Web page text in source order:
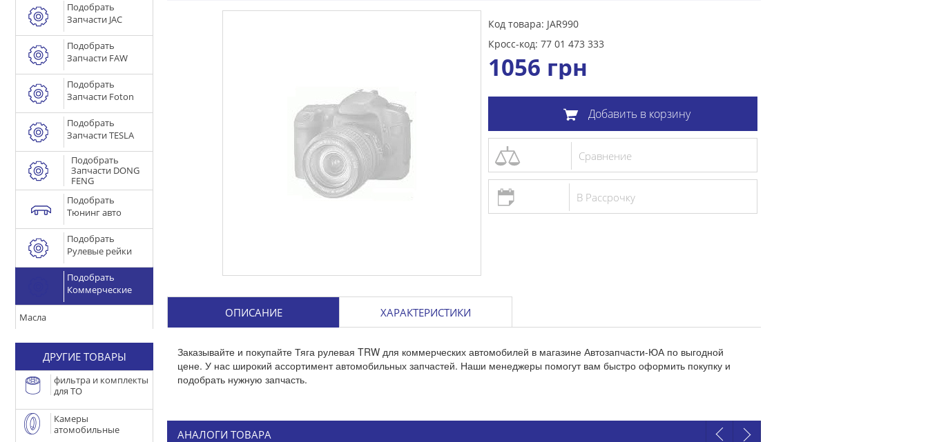
Подобрать
Запчасти JAC
Подобрать
Запчасти FAW
Подобрать
Запчасти Foton
Подобрать
Запчасти TESLA
Подобрать
Запчасти DONG
FENG
Подобрать
Тюнинг авто
Подобрать
Рулевые рейки
Подобрать
Коммерческие
Масла
ДРУГИЕ ТОВАРЫ
фильтра и комплекты
для ТО
Камеры
атомобильные
Код товара: JAR990
Кросс-код: 77 01 473 333
1056 грн
Добавить в корзину
Сравнение
В Рассрочку
ОПИСАНИЕ ХАРАКТЕРИСТИКИ
Заказывайте и покупайте Тяга рулевая TRW для коммерческих автомобилей в магазине Автозапчасти-ЮА по выгодной
цене. У нас широкий ассортимент автомобильных запчастей. Наши менеджеры помогут вам быстро оформить покупку и
подобрать нужную запчасть.
АНАЛОГИ ТОВАРА